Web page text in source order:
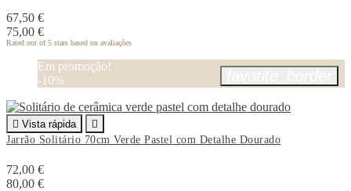
67,50 €
75,00 €
Rated out of 5 stars based on avaliações
Em promoção!
-10%
 Vista rápida

Jarrão Solitário 70cm Verde Pastel com Detalhe Dourado
72,00 €
80,00 €